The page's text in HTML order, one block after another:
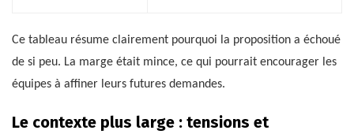
Ce tableau résume clairement pourquoi la proposition a échoué
de si peu. La marge était mince, ce qui pourrait encourager les
équipes à affiner leurs futures demandes.
Le contexte plus large : tensions et